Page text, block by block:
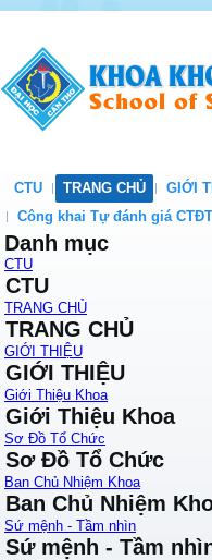
CTU TRANG CHỦ GIỚI
Công khai Tự đánh giá CTĐT
Danh mục
CTU
CTU
TRANG CHỦ
TRANG CHỦ
GIỚI THIỆU
GIỚI THIỆU
Giới Thiệu Khoa
Giới Thiệu Khoa
Sơ Đồ Tổ Chức
Sơ Đồ Tổ Chức
Ban Chủ Nhiệm Khoa
Ban Chủ Nhiệm
Sứ mệnh - Tầm nhìn
Sứ mệnh - Tầm